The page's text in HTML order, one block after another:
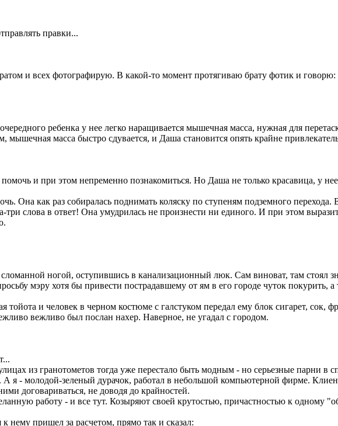
правки...
и всех фотографирую. В какой-то момент протягиваю брату фотик и
ребенка у нее легко наращивается мышечная масса, нужная для
мышечная масса быстро сдувается, и Даша становится опять крайне
и при этом непременно познакомиться. Но Даша не только красавица, у
Она как раз собиралась поднимать коляску по ступеням подземного
слова в ответ! Она умудрилась не произнести ни единого. И при этом
ногой, оступившись в канализационный люк. Сам виноват, там стоял
мэру хотя бы привести пострадавшему от ям в его городе чуток покурить,
и человек в черном костюме с галстуком передал ему блок сигарет, сок,
вежливо был послан нахер. Наверное, не угадал с городом.
из гранотометов тогда уже перестало быть модным - но серьезные парни в
я - молодой-зеленый дурачок, работал в небольшой компьютерной фирме.
договариваться, не доводя до крайностей.
работу - и все тут. Козыряют своей крутостью, причастностью к одному
нему пришел за расчетом, прямо так и сказал: